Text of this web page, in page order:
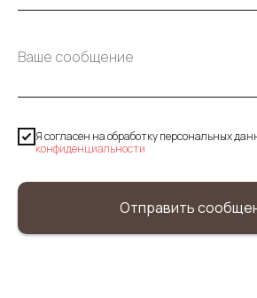
Я согласен на обработку персональных
конфиденциальности
Отправить